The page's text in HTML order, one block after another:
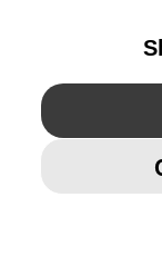
YouTube